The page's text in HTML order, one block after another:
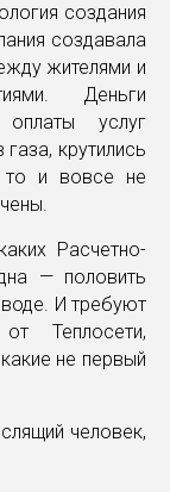
создания
создавала
жителями и
Деньги
оплаты услуг
крутились
то и вовсе не
Расчетно-
— половить
И требуют
Теплосети,
не первый
человек,